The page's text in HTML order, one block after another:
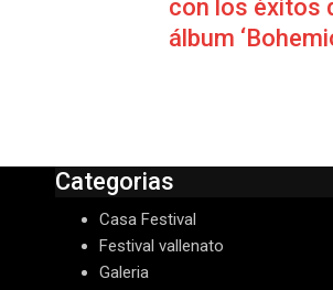
con los éxitos
álbum
Categorias
Casa Festival
Festival vallenato
Galeria